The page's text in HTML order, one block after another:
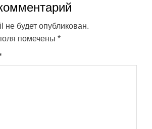
будет опубликован.
помечены *